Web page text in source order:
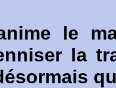
le
la